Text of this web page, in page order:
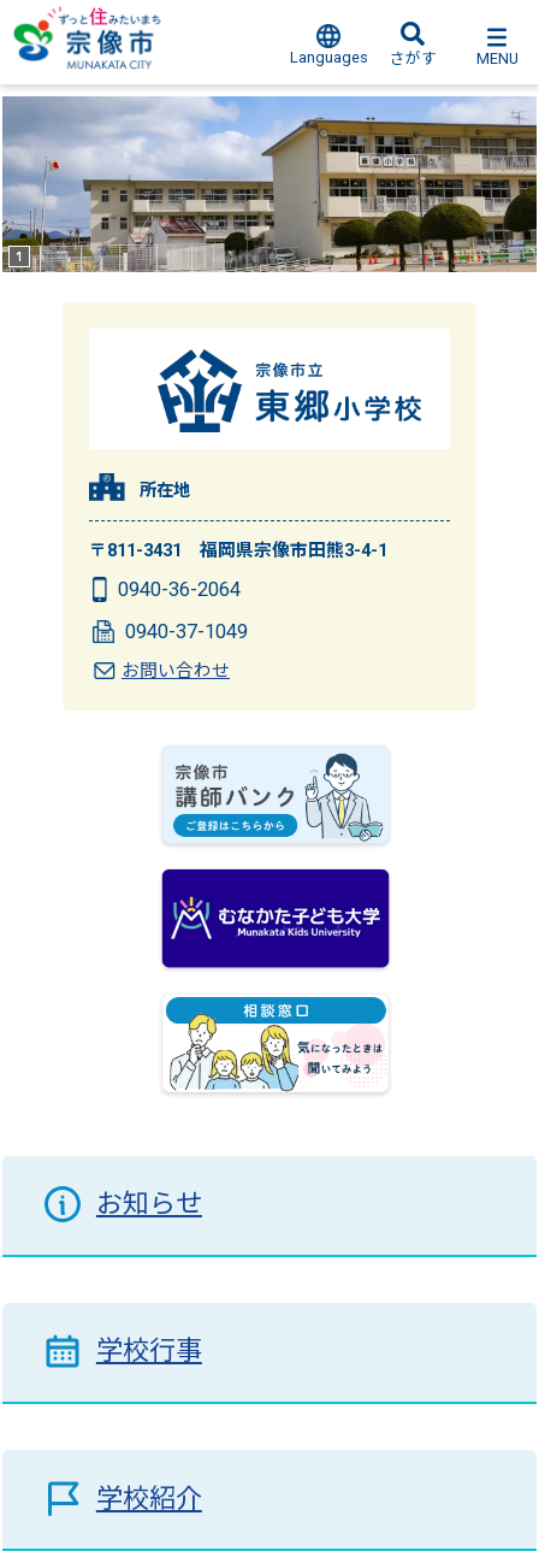
Languages さがす MENU
所在地
〒811-3431 福岡県宗像市田熊3-4-1
0940-36-2064
0940-37-1049
お問い合わせ
お知らせ
学校行事
学校紹介